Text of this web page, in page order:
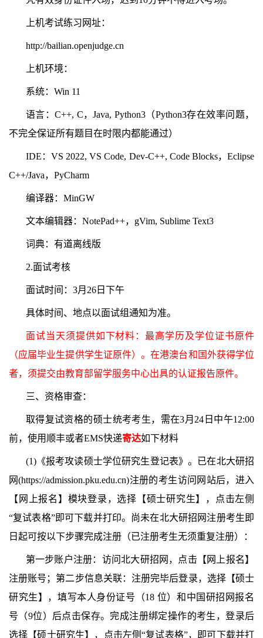
上机考试练习网址：
http://bailian.openjudge.cn
上机环境：
系统：Win 11
语言：C++, C，Java, Python3（Python3存在效率问题，
不完全保证所有题目在时限内都能通过）
IDE：VS 2022, VS Code, Dev-C++, Code Blocks，Eclipse
C++/Java，PyCharm
编译器：MinGW
文本编辑器：NotePad++，gVim, Sublime Text3
词典：有道离线版
2.面试考核
面试时间：3月26日 下午
具体时间、地点以面试组通知为准。
面试当天须提供如下材料：最高学历及学位证书原件
（应届毕业生提供学生证原件）。在港澳台和国外获得学位
者，须提交由教育部留学服务中心出具的认证报告原件。
三、资格审查：
取得复试资格的硕士统考考生，需在3月24日 中午12:00
前，使用 顺丰或者EMS快递寄达如下材料
(1)《报考攻读硕士学位研究生登记表》。已在北大研招
网(https://admission.pku.edu.cn)注册的考生访问网站后，进入
【网上报名】模块登录，选择【硕士研究生】，点击左侧
“复试表格”即可下载并打印。尚未在北大研招网注册考生即
日起可按以下步骤完成注册（已注册考生无须重复注册）：
第一步账户注册：访问北大研招网，点击【网上报名】
注册账号；第二步信息关联：注册完毕后登录，选择【硕士
研究生】，填写本人身份证号（18 位）和中国研招网报名
号（9位）后点击保存。完成注册绑定操作的考生，登录后
选择【硕士研究生】，点击左侧“复试表格”，即可下载并打